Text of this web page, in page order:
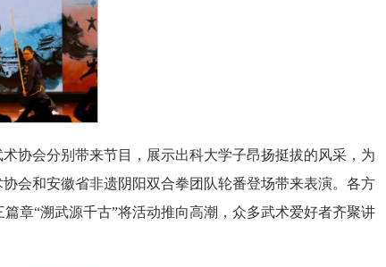
协会分别带来节目，展示出科大学子昂扬挺拔的风采，为
会和安徽省非遗阴阳双合拳团队轮番登场带来表演。各方
章“溯武源千古”将活动推向高潮，众多武术爱好者齐聚讲